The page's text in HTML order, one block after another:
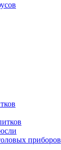
приборов